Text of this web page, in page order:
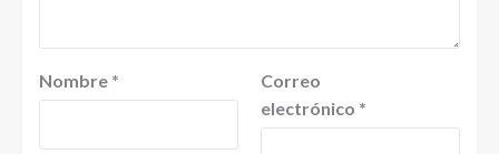
Nombre *
Correo
electrónico *